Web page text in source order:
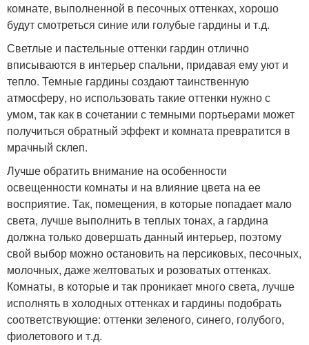
комнате, выполненной в песочных оттенках, хорошо
будут смотреться синие или голубые гардины и т.д.
Светлые и пастельные оттенки гардин отлично
вписываются в интерьер спальни, придавая ему уют и
тепло. Темные гардины создают таинственную
атмосферу, но использовать такие оттенки нужно с
умом, так как в сочетании с темными портьерами может
получиться обратный эффект и комната превратится в
мрачный склеп.
Лучше обратить внимание на особенности
освещенности комнаты и на влияние цвета на ее
восприятие. Так, помещения, в которые попадает мало
света, лучше выполнить в теплых тонах, а гардина
должна только довершать данный интерьер, поэтому
свой выбор можно остановить на персиковых, песочных,
молочных, даже желтоватых и розоватых оттенках.
Комнаты, в которые и так проникает много света, лучше
исполнять в холодных оттенках и гардины подобрать
соответствующие: оттенки зеленого, синего, голубого,
фиолетового и т.д.